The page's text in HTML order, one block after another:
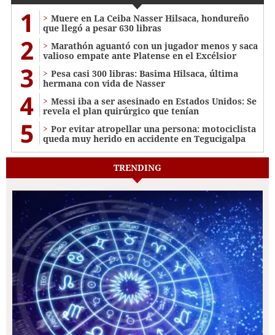
1
Muere en La Ceiba Nasser Hilsaca, hondureño
que llegó a pesar 630 libras
2
Marathón aguantó con un jugador menos y saca
valioso empate ante Platense en el Excélsior
3
Pesa casi 300 libras: Basima Hilsaca, última
hermana con vida de Nasser
4
Messi iba a ser asesinado en Estados Unidos: Se
revela el plan quirúrgico que tenían
5
Por evitar atropellar una persona: motociclista
queda muy herido en accidente en Tegucigalpa
TRENDING